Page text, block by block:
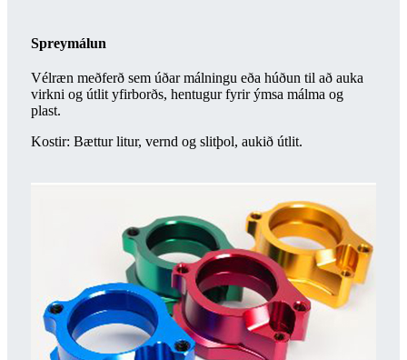
Spreymálun
Vélræn meðferð sem úðar málningu eða húðun til að auka
virkni og útlit yfirborðs, hentugur fyrir ýmsa málma og
plast.
Kostir: Bættur litur, vernd og slitþol, aukið útlit.